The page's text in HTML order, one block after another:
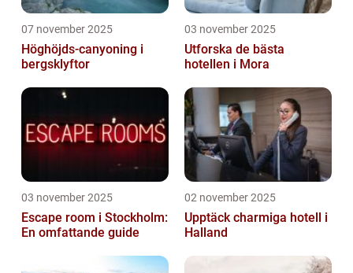
07 november 2025
Höghöjds-canyoning i
bergsklyftor
03 november 2025
Utforska de bästa
hotellen i Mora
03 november 2025
Escape room i Stockholm:
En omfattande guide
02 november 2025
Upptäck charmiga hotell i
Halland